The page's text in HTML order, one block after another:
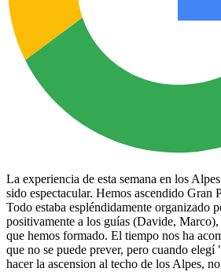
La experiencia de esta semana en los
sido espectacular. Hemos ascendido Gran
Todo estaba espléndidamente organizado
positivamente a los guías (Davide,
que hemos formado. El tiempo nos ha
que no se puede prever, pero cuando
hacer la ascension al techo de los Alpes,